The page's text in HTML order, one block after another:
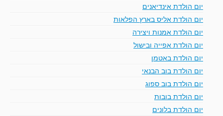
יום הולדת אינדיאנים
יום הולדת אליס בארץ הפלאות
יום הולדת אמנות ויצירה
יום הולדת אפייה ובישול
יום הולדת באטמן
יום הולדת בוב הבנאי
יום הולדת בוב ספוג
יום הולדת בובות
יום הולדת בלונים